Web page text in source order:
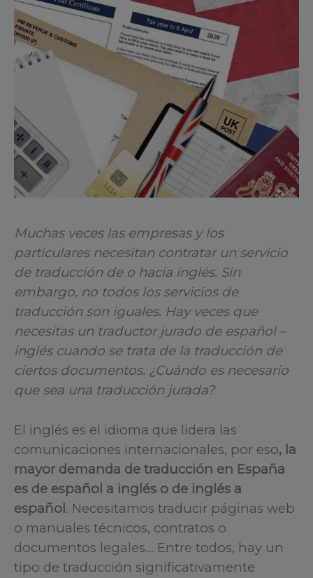
Muchas veces las empresas y los
particulares necesitan contratar un servicio
de traducción de o hacia inglés. Sin
embargo, no todos los servicios de
traducción son iguales. Hay veces que
necesitas un traductor jurado de español –
inglés cuando se trata de la traducción de
ciertos documentos. ¿Cuándo es necesario
que sea una traducción jurada?
El inglés es el idioma que lidera las
comunicaciones internacionales, por eso, la
mayor demanda de traducción en España
es de español a inglés o de inglés a
español . Necesitamos traducir páginas web
o manuales técnicos, contratos o
documentos legales… Entre todos, hay un
tipo de traducción significativamente